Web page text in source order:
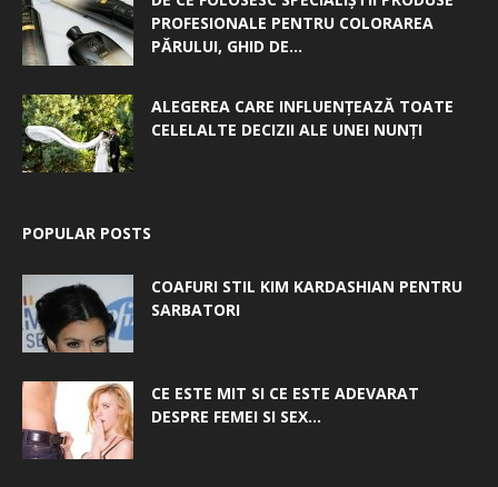
PROFESIONALE PENTRU COLORAREA
PĂRULUI, GHID DE...
ALEGEREA CARE INFLUENȚEAZĂ TOATE
CELELALTE DECIZII ALE UNEI NUNȚI
POPULAR POSTS
COAFURI STIL KIM KARDASHIAN PENTRU
SARBATORI
CE ESTE MIT SI CE ESTE ADEVARAT
DESPRE FEMEI SI SEX...